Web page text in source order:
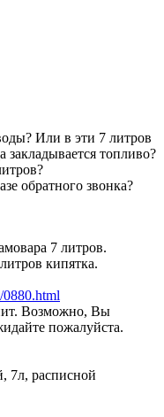
Или в эти 7 литров
закладывается топливо?
обратного звонка?
7 литров.
кипятка.
0880.html
Возможно, Вы
пожалуйста.